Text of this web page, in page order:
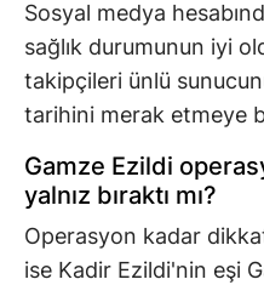
Sosyal medya
sağlık durumunun iyi
takipçileri ünlü
tarihini merak etmeye
Gamze Ezildi
yalnız bıraktı mı?
Operasyon kadar
ise Kadir Ezildi'nin eşi